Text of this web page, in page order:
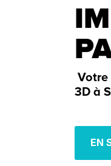
Votre
3D à
EN